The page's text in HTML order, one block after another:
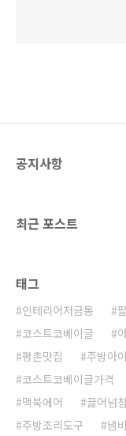
공지사항
최근 포스트
태그
인테리어저금통
코스트코베이글
평촌맛집
주방아
코스트코베이글가격
맥북에어
끓어넘
주방조리도구
냄